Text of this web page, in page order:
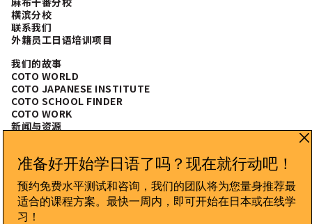
横滨分校
联系我们
外籍员工日语培训项目
我们的故事
COTO WORLD
COTO JAPANESE INSTITUTE
COTO SCHOOL FINDER
COTO WORK
新闻与资源
CONNECT WITH US